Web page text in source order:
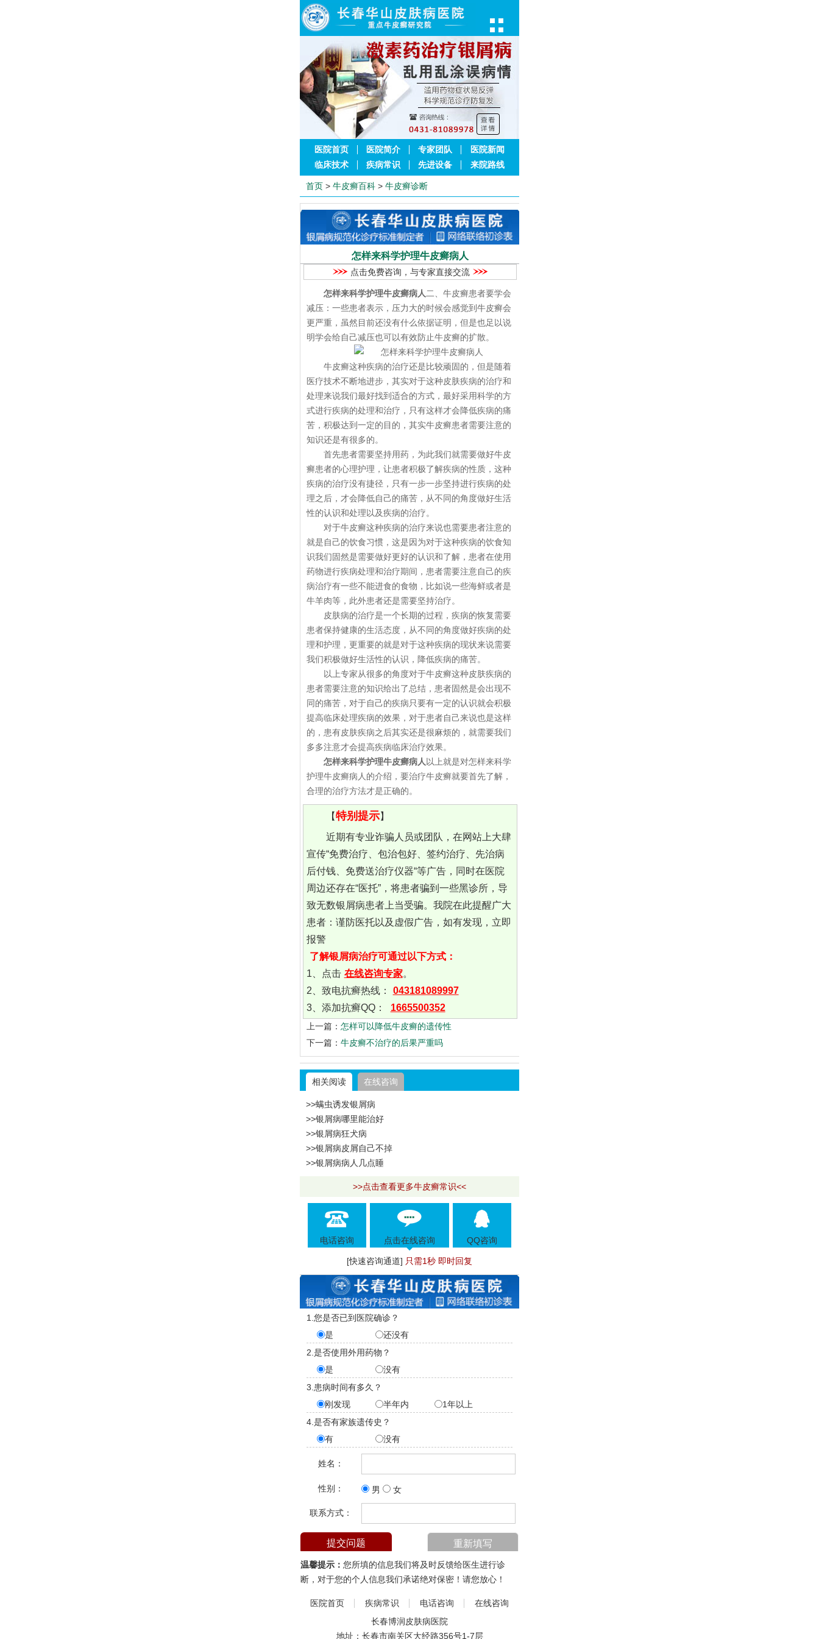
医院首页 医院简介 专家团队
医院新闻
临床技术
疾病常识 先进设备 来院路线
首页 > 牛皮癣百科 > 牛皮癣诊断
怎样来科学护理牛皮癣病人
点击免费咨询，与专家直接交流
怎样来科学护理牛皮癣病人 二、牛皮癣患者要学会
减压：一些患者表示，压力大的时候会感觉到牛皮癣会
更严重，虽然目前还没有什么依据证明，但是也足以说
明学会给自己减压也可以有效防止牛皮癣的扩散。
牛皮癣这种疾病的治疗还是比较顽固的，但是随着
医疗技术不断地进步，其实对于这种皮肤疾病的治疗和
处理来说我们最好找到适合的方式，最好采用科学的方
式进行疾病的处理和治疗，只有这样才会降低疾病的痛
苦，积极达到一定的目的，其实牛皮癣患者需要注意的
知识还是有很多的。
首先患者需要坚持用药，为此我们就需要做好牛皮
癣患者的心理护理，让患者积极了解疾病的性质，这种
疾病的治疗没有捷径，只有一步一步坚持进行疾病的处
理之后，才会降低自己的痛苦，从不同的角度做好生活
性的认识和处理以及疾病的治疗。
对于牛皮癣这种疾病的治疗来说也需要患者注意的
就是自己的饮食习惯，这是因为对于这种疾病的饮食知
识我们固然是需要做好更好的认识和了解，患者在使用
药物进行疾病处理和治疗期间，患者需要注意自己的疾
病治疗有一些不能进食的食物，比如说一些海鲜或者是
牛羊肉等，此外患者还是需要坚持治疗。
皮肤病的治疗是一个长期的过程，疾病的恢复需要
患者保持健康的生活态度，从不同的角度做好疾病的处
理和护理，更重要的就是对于这种疾病的现状来说需要
我们积极做好生活性的认识，降低疾病的痛苦。
以上专家从很多的角度对于牛皮癣这种皮肤疾病的
患者需要注意的知识给出了总结，患者固然是会出现不
同的痛苦，对于自己的疾病只要有一定的认识就会积极
提高临床处理疾病的效果，对于患者自己来说也是这样
的，患有皮肤疾病之后其实还是很麻烦的，就需要我们
多多注意才会提高疾病临床治疗效果。
怎样来科学护理牛皮癣病人 以上就是对怎样来科学
护理牛皮癣病人的介绍，要治疗牛皮癣就要首先了解，
合理的治疗方法才是正确的。
【特别提示】
近期有专业诈骗人员或团队，在网站上大肆
宣传“免费治疗、包治包好、签约治疗、先治病
后付钱、免费送治疗仪器“等广告，同时在医院
周边还存在“医托”，将患者骗到一些黑诊所，导
致无数银屑病患者上当受骗。我院在此提醒广大
患者：谨防医托以及虚假广告，如有发现，立即
报警
了解银屑病治疗可通过以下方式：
1、点击 在线咨询专家。
2、致电抗癣热线：
043181089997
3、添加抗癣QQ：
1665500352
上一篇： 怎样可以降低牛皮癣的遗传性
下一篇： 牛皮癣不治疗的后果严重吗
相关阅读 在线咨询
>>螨虫诱发银屑病
>>银屑病哪里能治好
>>银屑病狂犬病
>>银屑病皮屑自己不掉
>>银屑病病人几点睡
>>点击查看更多牛皮癣常识<<
电话咨询 点击在线咨询 QQ咨询
[快速咨询通道] 只需1秒 即时回复
1.您是否已到医院确诊？
是
还没有
2.是否使用外用药物？
是
没有
3.患病时间有多久？
刚发现
半年内
1年以上
4.是否有家族遗传史？
有
没有
姓名：
性别： 男 女
联系方式：
温馨提示： 您所填的信息我们将及时反馈给医生进行诊
断，对于您的个人信息我们承诺绝对保密！请您放心！
医院首页 疾病常识 电话咨询
在线咨询
长春博润皮肤病医院
地址：长春市南关区大经路356号1-7层